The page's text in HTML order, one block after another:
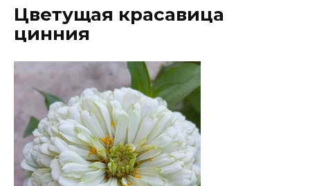
Цветущая красавица
цинния